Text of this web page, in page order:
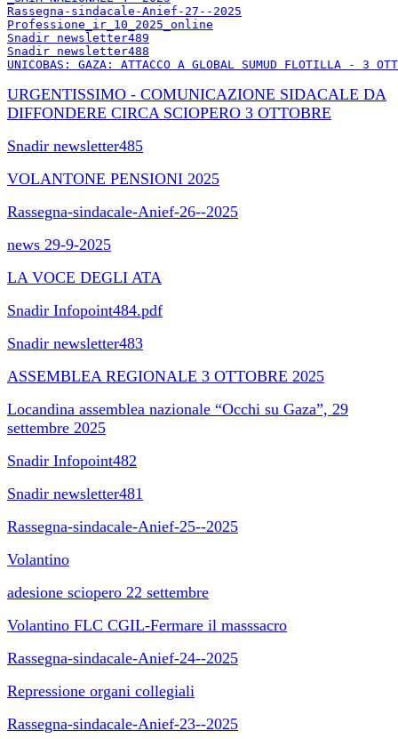
Rassegna-sindacale-Anief-27--2025
Professione_ir_10_2025_online
Snadir newsletter489
Snadir newsletter488
UNICOBAS: GAZA: ATTACCO A GLOBAL SUMUD FLOTILLA - 3
URGENTISSIMO - COMUNICAZIONE SIDACALE DA
DIFFONDERE CIRCA SCIOPERO 3 OTTOBRE
Snadir newsletter485
VOLANTONE PENSIONI 2025
Rassegna-sindacale-Anief-26--2025
news 29-9-2025
LA VOCE DEGLI ATA
Snadir Infopoint484.pdf
Snadir newsletter483
ASSEMBLEA REGIONALE 3 OTTOBRE 2025
Locandina assemblea nazionale “Occhi su Gaza”, 29
settembre 2025
Snadir Infopoint482
Snadir newsletter481
Rassegna-sindacale-Anief-25--2025
Volantino
adesione sciopero 22 settembre
Volantino FLC CGIL-Fermare il masssacro
Rassegna-sindacale-Anief-24--2025
Repressione organi collegiali
Rassegna-sindacale-Anief-23--2025